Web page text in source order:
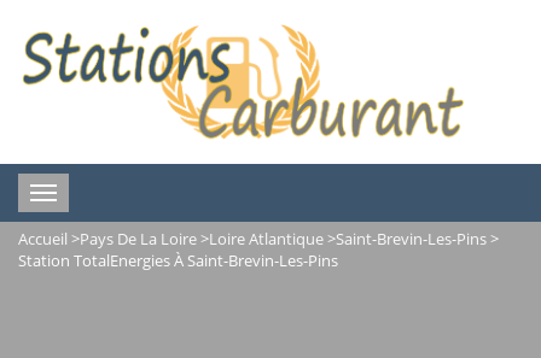
Toggle
navigation
Accueil >Pays De La Loire>Loire Atlantique>Saint-Brevin-Les-Pins>
Station TotalEnergies À Saint-Brevin-Les-Pins